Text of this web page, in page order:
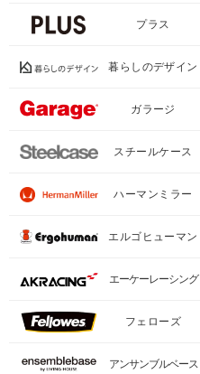
プラス
暮らしのデザイン
ガラージ
スチールケース
ハーマンミラー
エルゴヒューマン
エーケーレーシング
フェローズ
アンサンブルベース